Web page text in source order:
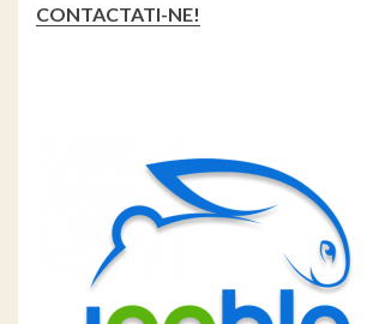
CONTACTATI-NE!